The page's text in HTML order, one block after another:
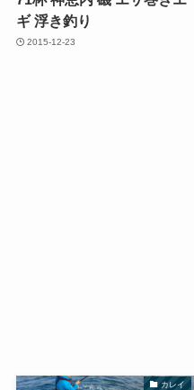
ギ 浮き釣り
2015-12-23
カレイ